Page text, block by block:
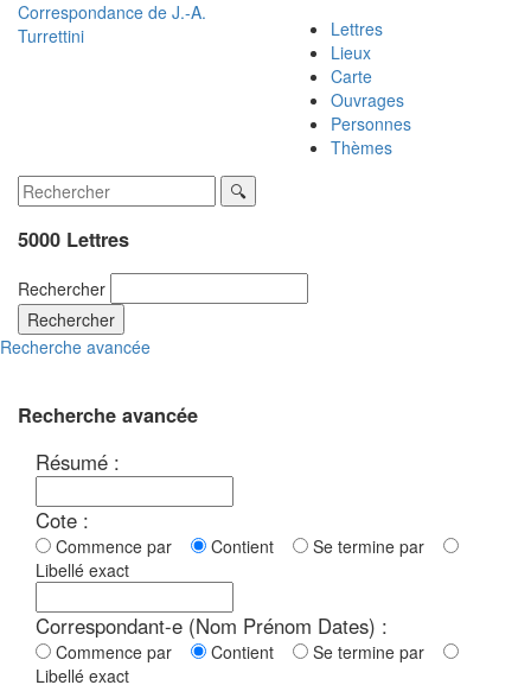
Correspondance de J.-A.
Turrettini
Lettres
Lieux
Carte
Ouvrages
Personnes
Thèmes
5000 Lettres
Rechercher
Rechercher
Recherche avancée
Recherche avancée
Résumé :
Cote :
Commence par Contient
Se termine par
Libellé exact
Correspondant-e (Nom Prénom Dates) :
Commence par Contient
Se termine par
Libellé exact